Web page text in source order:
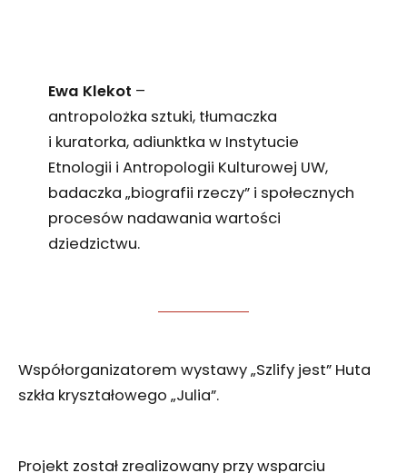
Ewa Klekot –
antropolożka sztuki, tłumaczka
i kuratorka, adiunktka w Instytucie
Etnologii i Antropologii Kulturowej UW,
badaczka „biografii rzeczy” i społecznych
procesów nadawania wartości
dziedzictwu.
Współorganizatorem wystawy „Szlify jest” Huta
szkła kryształowego „Julia”.
Projekt został zrealizowany przy wsparciu